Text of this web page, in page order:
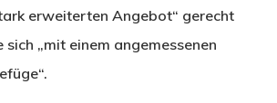
erweiterten Angebot“ gerecht
„mit einem angemessenen